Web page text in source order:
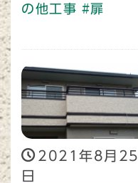
の他工事 #扉
2021年8月25
日